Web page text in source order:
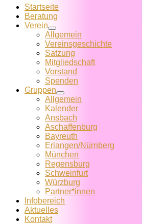
Startseite
Beratung
Verein
Allgemein
Vereins­geschichte
Satzung
Mitglied­schaft
Vorstand
Spenden
Gruppen
Allgemein
Kalender
Ansbach
Aschaffenburg
Bayreuth
Erlangen/Nürnberg
München
Regensburg
Schweinfurt
Würzburg
Partner*innen
Infobereich
Aktuelles
Kontakt